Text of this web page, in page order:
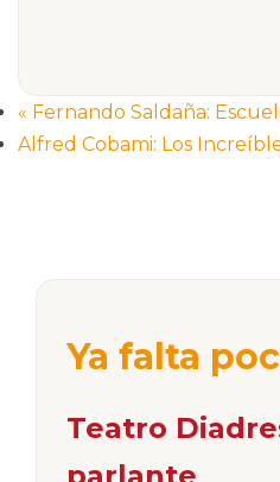
« Fernando Saldaña:
Alfred Cobami: Los
Ya falta
Teatro
parlante